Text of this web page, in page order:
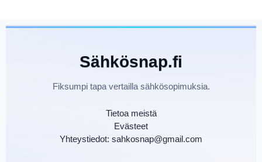
Sähkösnap.fi
Fiksumpi tapa vertailla sähkösopimuksia.
Tietoa meistä
Evästeet
Yhteystiedot: sahkosnap@gmail.com